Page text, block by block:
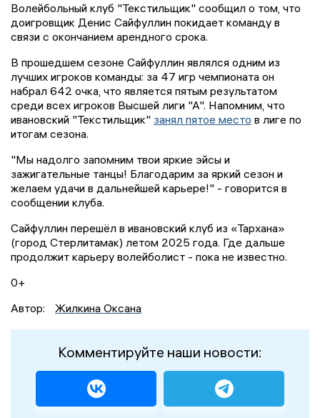
Волейбольный клуб "Текстильщик" сообщил о том, что
доигровщик Денис Сайфуллин покидает команду в
связи с окончанием арендного срока.
В прошедшем сезоне Сайфуллин являлся одним из
лучших игроков команды: за 47 игр чемпионата он
набрал 642 очка, что является пятым результатом
среди всех игроков Высшей лиги "А". Напомним, что
ивановский "Текстильщик" занял пятое место в лиге по
итогам сезона.
"Мы надолго запомним твои яркие эйсы и
зажигательные танцы! Благодарим за яркий сезон и
желаем удачи в дальнейшей карьере!" - говорится в
сообщении клуба.
Сайфуллин перешёл в ивановский клуб из «Тархана»
(город Стерлитамак) летом 2025 года. Где дальше
продолжит карьеру волейболист - пока не известно.
0+
Автор:
Жилкина Оксана
Комментируйте наши новости: